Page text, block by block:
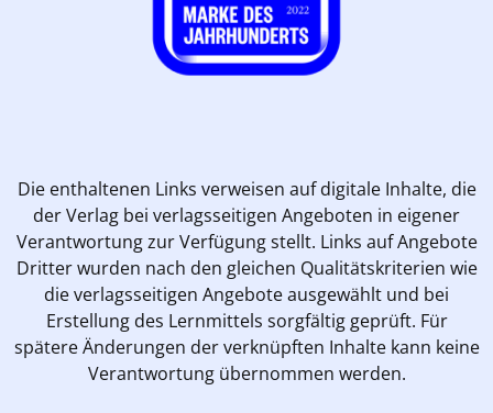
Die enthaltenen Links verweisen auf digitale Inhalte, die
der Verlag bei verlagsseitigen Angeboten in eigener
Verantwortung zur Verfügung stellt. Links auf Angebote
Dritter wurden nach den gleichen Qualitätskriterien wie
die verlagsseitigen Angebote ausgewählt und bei
Erstellung des Lernmittels sorgfältig geprüft. Für
spätere Änderungen der verknüpften Inhalte kann keine
Verantwortung übernommen werden.